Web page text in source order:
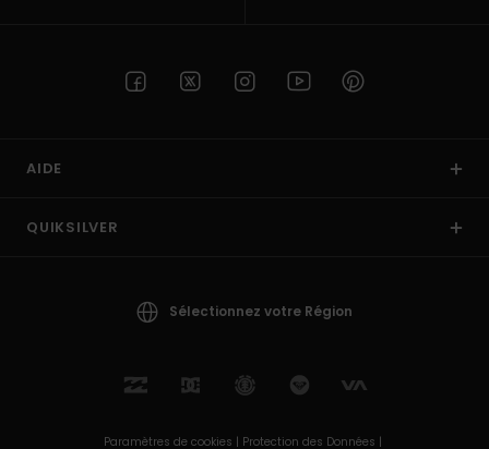
AIDE
QUIKSILVER
Sélectionnez votre Région
Paramètres de cookies | Protection des Données |